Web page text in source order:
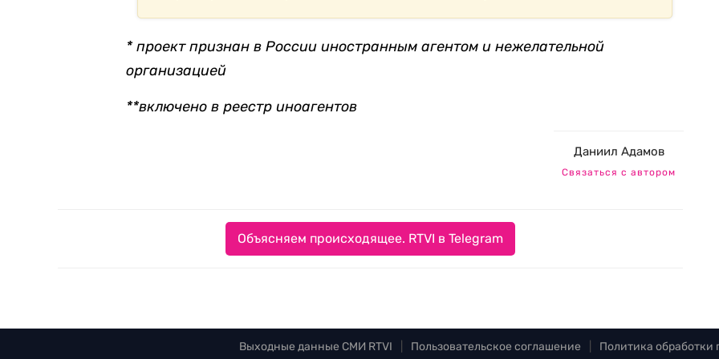
* проект признан в России иностранным агентом и нежелательной
организацией
**включено в реестр иноагентов
Даниил Адамов
Связаться с автором
Объясняем происходящее. RTVI в Telegram
Выходные данные СМИ RTVI Пользовательское соглашение Политика